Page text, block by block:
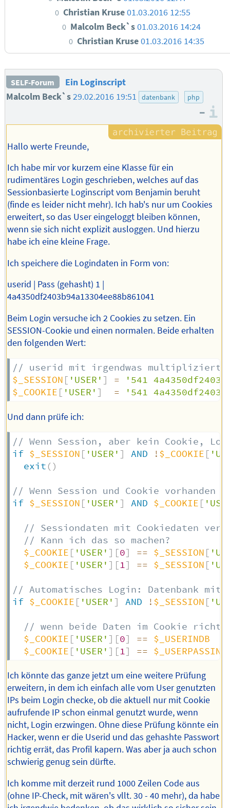
0 Christian Kruse01.03.2016 12:55
0 Malcolm Beck`s01.03.2016 14:24
0 Christian Kruse01.03.2016 14:35
SELF-Forum
Ein Loginscript
Malcolm Beck`s29.02.2016 19:51 datenbank php
–
Hallo werte Freunde,
Ich habe mir vor kurzem eine Klasse für ein
rudimentäres Login geschrieben, welches auf das
Sessionbasierte Loginscript vom Benjamin beruht
(finde es leider nicht mehr). Ich hab's nur um Cookies
erweitert, so das User eingeloggt bleiben können,
wenn sie sich nicht explizit ausloggen. Und hierzu
habe ich eine kleine Frage.
Ich speichere die Logindaten in Form von:
userid | Pass (gehasht) 1 |
4a4350df2403b94a13304ee88b861041
Beim Login versuche ich 2 Cookies zu setzen. Ein
SESSION-Cookie und einen normalen. Beide erhalten
den folgenden Wert:
// userid mit irgendwas multipliziert
$_SESSION [ 'USER' ] =
'541
$_COOKIE [ 'USER' ] = '541
Und dann prüfe ich:
// Wenn Session, aber kein Cookie,
if $_SESSION [ 'USER' ] AND ! $_COOKIE [
exit ()
// Wenn Session und Cookie
if $_SESSION [ 'USER' ] AND $_COOKIE [
// Sessiondaten mit Cookiedaten
// Kann ich das so machen?
$_COOKIE [ 'USER' ] [0] == $_SESSION [
$_COOKIE [ 'USER' ] [1] == $_SESSION [
// Automatisches Login: Datenbank mit
if $_COOKIE [ 'USER' ] AND ! $_SESSION [
// wenn beide Daten im Cookie
$_COOKIE [ 'USER' ] [0] == $_USERINDB
$_COOKIE [ 'USER' ] [1] ==
Ich könnte das ganze jetzt um eine weitere Prüfung
erweitern, in dem ich einfach alle vom User genutzten
IPs beim Login checke, ob die aktuell nur mit Cookie
aufrufende IP schon einmal genutzt wurde, wenn
nicht, Login erzwingen. Ohne diese Prüfung könnte ein
Hacker, wenn er die Userid und das gehashte Passwort
richtig errät, das Profil kapern. Was aber ja auch schon
schwierig genug sein dürfte.
Ich komme mit derzeit rund 1000 Zeilen Code aus
(ohne IP-Check, mit wären's vllt. 30 - 40 mehr), da habe